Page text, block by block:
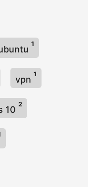
1
vpn
1
10
2